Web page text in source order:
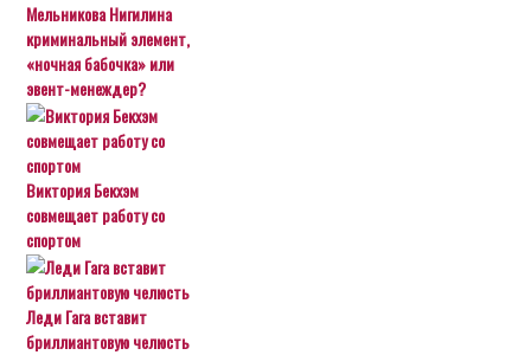
Мельникова Нигилина
криминальный элемент,
«ночная бабочка» или
эвент-менеждер?
Виктория Бекхэм
совмещает работу со
спортом
Леди Гага вставит
бриллиантовую челюсть